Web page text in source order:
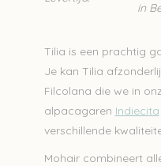
in
Tilia is een prachtig
Je kan Tilia
Filcolana die we in
alpacagaren Indiecita
verschillende
Mohair combineert